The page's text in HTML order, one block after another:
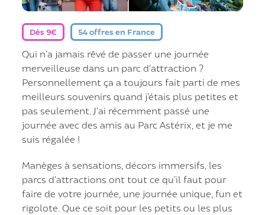
Dès 9€ 54 offres en France
Qui n’a jamais rêvé de passer une journée
merveilleuse dans un parc d’attraction ?
Personnellement ça a toujours fait parti de mes
meilleurs souvenirs quand j’étais plus petites et
pas seulement. J’ai récemment passé une
journée avec des amis au Parc Astérix, et je me
suis régalée !
Manèges à sensations, décors immersifs, les
parcs d’attractions ont tout ce qu’il faut pour
faire de votre journée, une journée unique, fun et
rigolote. Que ce soit pour les petits ou les plus